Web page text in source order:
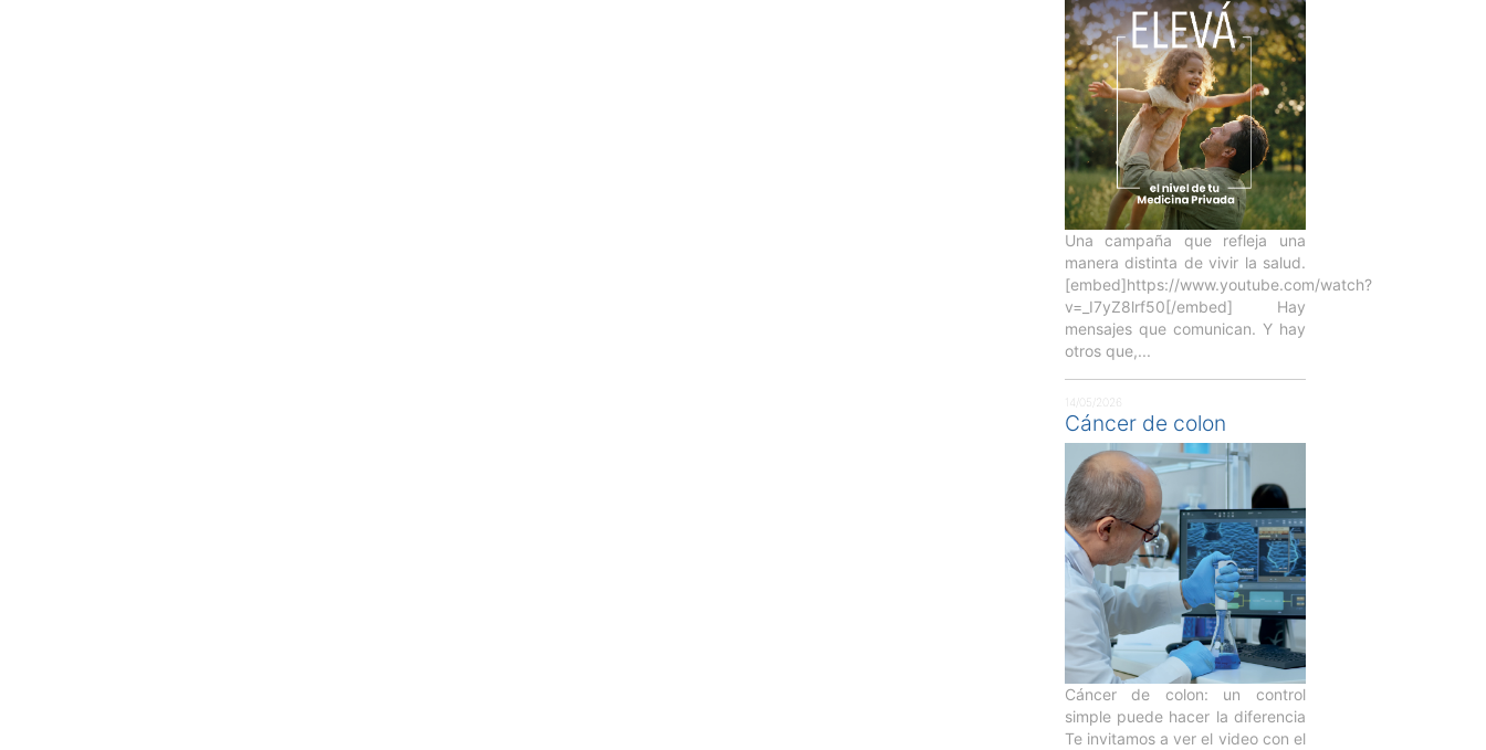
Una campaña que refleja una
manera distinta de vivir la salud.
[embed]https://www.youtube.com/watch?
v=_I7yZ8lrf50[/embed] Hay
mensajes que comunican. Y hay
otros que,...
14/05/2026
Cáncer de colon
Cáncer de colon: un control
simple puede hacer la diferencia
Te invitamos a ver el video con el